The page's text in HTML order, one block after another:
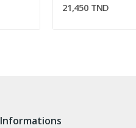
21,450 TND
Informations